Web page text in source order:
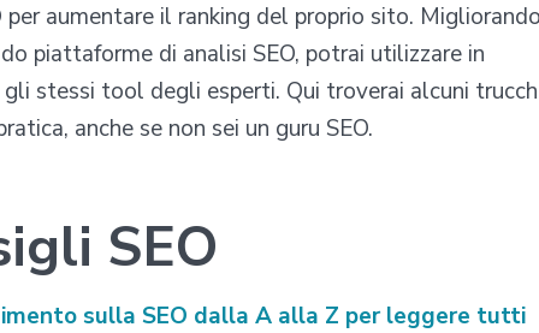
per aumentare il ranking del proprio sito.
piattaforme di analisi SEO, potrai utilizzare in
stessi tool degli esperti. Qui troverai alcuni
anche se non sei un guru SEO.
SEO
sulla SEO dalla A alla Z per leggere tutti